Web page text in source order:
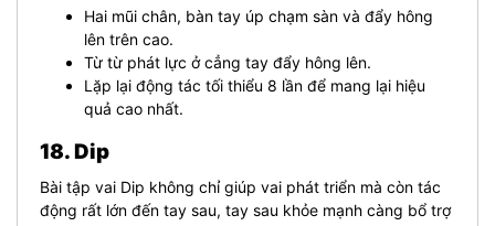
Hai mũi chân, bàn tay úp chạm sàn và đẩy hông
lên trên cao.
Từ từ phát lực ở cẳng tay đẩy hông lên.
Lặp lại động tác tối thiểu 8 lần để mang lại hiệu
quả cao nhất.
18. Dip
Bài tập vai Dip không chỉ giúp vai phát triển mà còn tác
động rất lớn đến tay sau, tay sau khỏe mạnh càng bổ trợ